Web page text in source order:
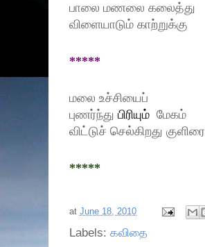
பாலை மணலை கலைத்து
விளையாடும் காற்றுக்கு
*****
மலை உச்சியைப்
புணர்ந்து பிரியும் மேகம்
விட்டுச் செல்கிறது குளிரை
*****
at June 18, 2010
Labels: கவிதை